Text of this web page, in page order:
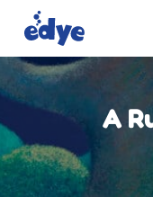
main
content
A